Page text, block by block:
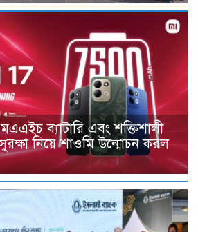
ব্যাটারি এবং শক্তিশালী
নিয়ে শাওমি উন্মোচন করল